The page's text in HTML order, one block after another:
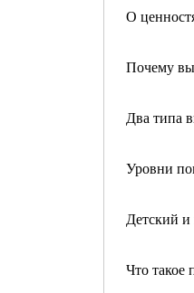
О
Почему вы
Два типа
Уровни
Детский
Что такое